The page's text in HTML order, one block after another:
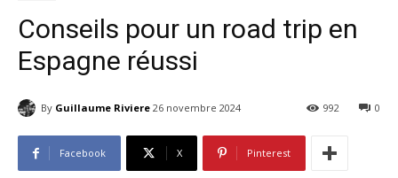
Conseils pour un road trip en
Espagne réussi
By Guillaume Riviere 26 novembre 2024 0
992
Facebook X Pinterest